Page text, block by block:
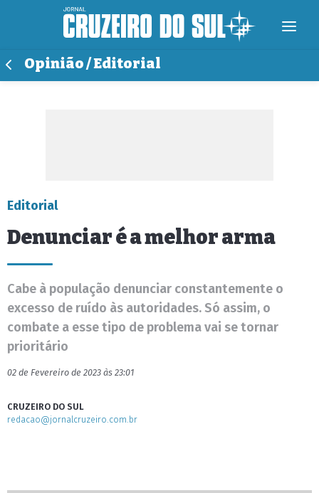
Opinião / Editorial
Editorial
Denunciar é a melhor arma
Cabe à população denunciar constantemente o
excesso de ruído às autoridades. Só assim, o
combate a esse tipo de problema vai se tornar
prioritário
02 de Fevereiro de 2023 às 23:01
CRUZEIRO DO SUL
redacao@jornalcruzeiro.com.br